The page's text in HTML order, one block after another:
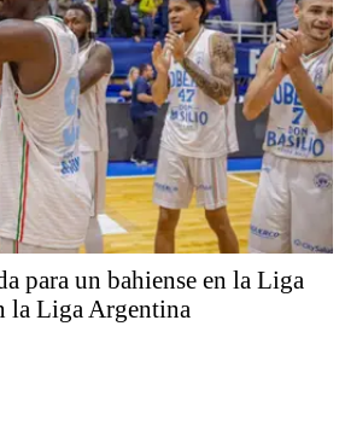
para un bahiense en la Liga
la Liga Argentina